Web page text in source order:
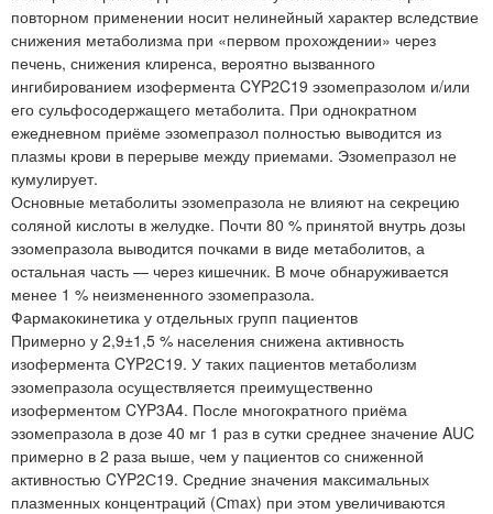
повторном применении носит нелинейный характер вследствие
снижения метаболизма при «первом прохождении» через
печень, снижения клиренса, вероятно вызванного
ингибированием изофермента CYP2C19 эзомепразолом и/или
его сульфосодержащего метаболита. При однократном
ежедневном приёме эзомепразол полностью выводится из
плазмы крови в перерыве между приемами. Эзомепразол не
кумулирует.
Основные метаболиты эзомепразола не влияют на секрецию
соляной кислоты в желудке. Почти 80 % принятой внутрь дозы
эзомепразола выводится почками в виде метаболитов, а
остальная часть — через кишечник. В моче обнаруживается
менее 1 % неизмененного эзомепразола.
Фармакокинетика у отдельных групп пациентов
Примерно у 2,9±1,5 % населения снижена активность
изофермента CYP2С19. У таких пациентов метаболизм
эзомепразола осуществляется преимущественно
изоферментом CYP3A4. После многократного приёма
эзомепразола в дозе 40 мг 1 раз в сутки среднее значение AUC
примерно в 2 раза выше, чем у пациентов со сниженной
активностью CYP2С19. Средние значения максимальных
плазменных концентраций (Сmax) при этом увеличиваются